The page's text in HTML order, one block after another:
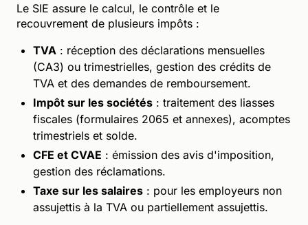
Le SIE assure le calcul, le contrôle et le
recouvrement de plusieurs impôts :
TVA : réception des déclarations mensuelles
(CA3) ou trimestrielles, gestion des crédits de
TVA et des demandes de remboursement.
Impôt sur les sociétés : traitement des liasses
fiscales (formulaires 2065 et annexes), acomptes
trimestriels et solde.
CFE et CVAE : émission des avis d'imposition,
gestion des réclamations.
Taxe sur les salaires : pour les employeurs non
assujettis à la TVA ou partiellement assujettis.